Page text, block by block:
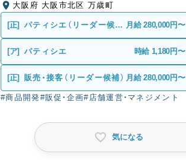
大阪府 大阪市北区 万歳町
[正]
パティシエ（リーダー候
補）
月給 280,000円〜
[ア] パティシエ 時給 1,180円〜
[正] 販売・接客（リーダー候補） 月給 280,000円〜
#商品開発#販促・企画#店舗運営・マネジメント
気になる